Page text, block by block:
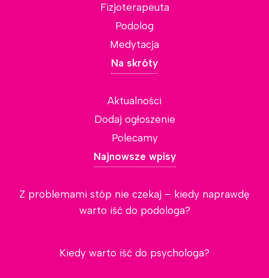
Fizjoterapeuta
Podolog
Medytacja
Na skróty
Aktualności
Dodaj ogłoszenie
Polecamy
Najnowsze wpisy
Z problemami stóp nie czekaj – kiedy naprawdę
warto iść do podologa?
Kiedy warto iść do psychologa?